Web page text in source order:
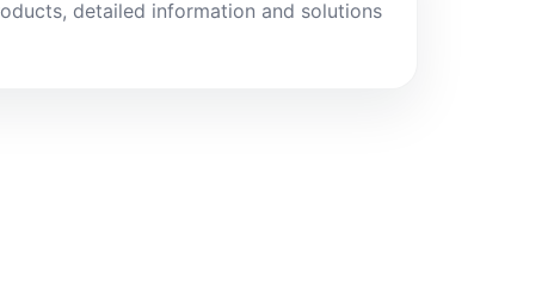
detailed information and solutions